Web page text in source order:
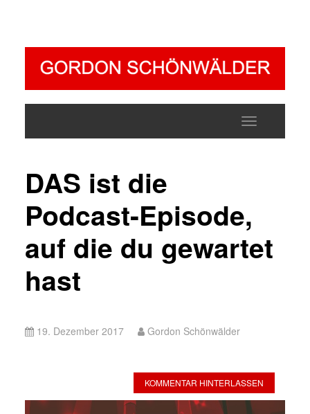
Toggle
navigation
DAS ist die
Podcast-Episode,
auf die du gewartet
hast
19. Dezember 2017 Gordon Schönwälder
KOMMENTAR HINTERLASSEN